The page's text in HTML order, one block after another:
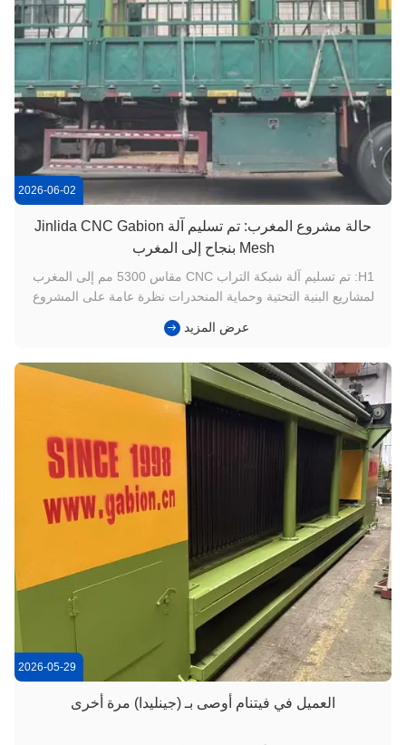
2026-06-02
حالة مشروع المغرب: تم ​​تسليم آلة Jinlida CNC Gabion
Mesh بنجاح إلى المغرب
H1: تم تسليم آلة شبكة التراب CNC مقاس 5300 مم إلى المغرب
لمشاريع البنية التحتية وحماية المنحدرات نظرة عامة على المشروع
CNC مقاس 5300 مم لأحد العملاء فيالمغرب. يتخصص العميل في
عرض المزيد
2026-05-29
العميل في فيتنام أوصى بـ (جينليدا) مرة أخرى